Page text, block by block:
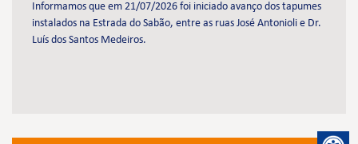
Informamos que em 21/07/2026 foi iniciado avanço dos tapumes
instalados na Estrada do Sabão, entre as ruas José Antonioli e Dr.
Luís dos Santos Medeiros.